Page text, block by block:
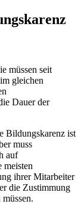
müssen seit
gleichen
Dauer der
Bildungskarenz ist
muss
auf
meisten
ihrer Mitarbeiter
die Zustimmung